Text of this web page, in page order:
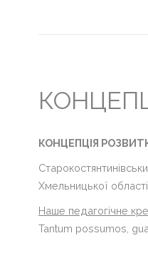
Прозорість
інформаційна
закладу
КОНЦЕПЦІЯ
Хмельницької
Наше педагогічне
Tantum possumos,